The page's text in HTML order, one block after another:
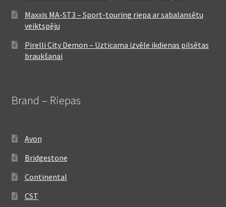
Maxxis MA-ST3 – Sport-touring riepa ar sabalansētu
veiktspēju
Pirelli City Demon – Uzticama izvēle ikdienas pilsētas
braukšanai
Brand – Riepas
Avon
Bridgestone
Continental
CST